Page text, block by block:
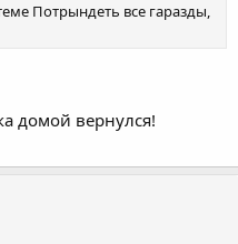
Потрындеть все гаразды,
домой вернулся!